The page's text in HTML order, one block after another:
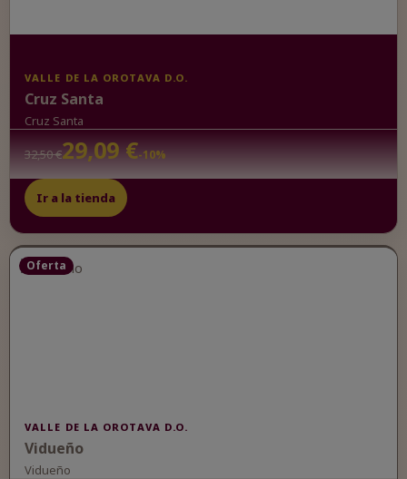
VALLE DE LA OROTAVA D.O.
Cruz Santa
Cruz Santa
32,50 €29,09 €-10%
Ir a la tienda
Oferta
VALLE DE LA OROTAVA D.O.
Vidueño
Vidueño